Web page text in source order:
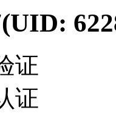
(UID:
证
证